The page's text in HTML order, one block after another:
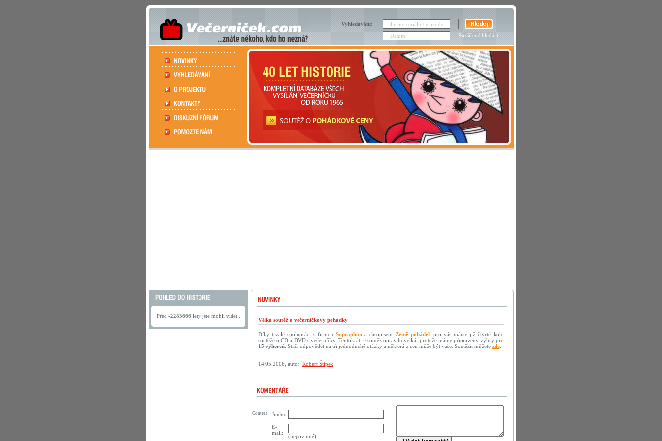
Vyhledávání:
Rozšířené hledání
Před -2283666 lety jste mohli vidět .
Vélká soutěž o večerníčkovy pohádky
Díky trvalé spolupráci s firmouSupraphon a časopisem Země pohádekpro vás máme již čtvrté kolo
soutěže o CD a DVD s večerníčky. Tentokrát je soutěž opravdu velká, protože máme připraveny výhry pro
15 výherců. Stačí odpovědět na tři jednoduché otázky a některá z cen může být vaše. Soutěžit můžete zde.
14.05.2006, autor: Robert Štípek
Jméno:
E-
mail:
(nepovinné)
Content